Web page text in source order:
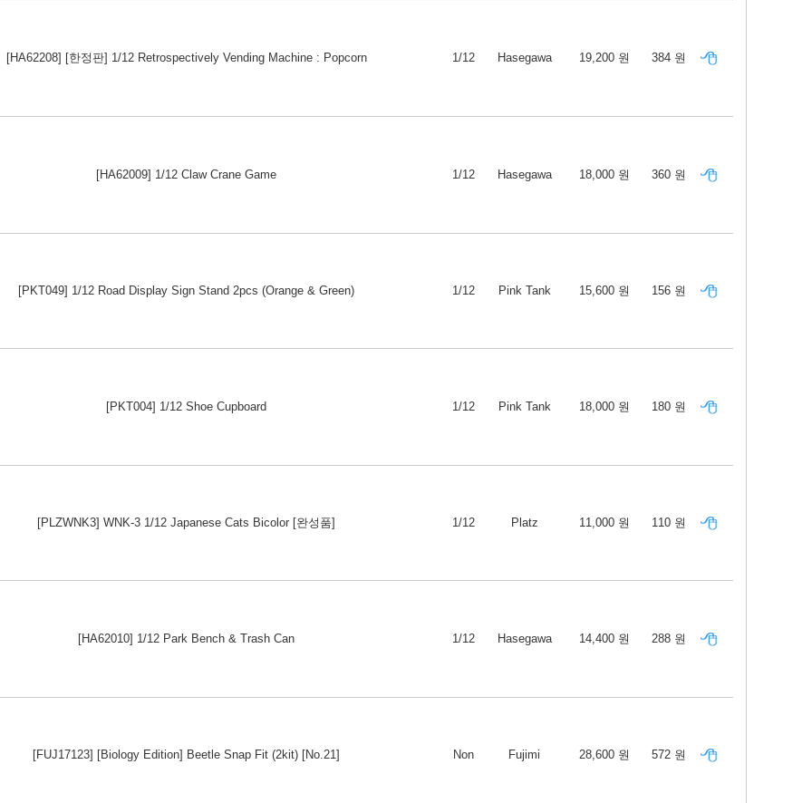
[HA62208] [한정판] 1/12 Retrospectively Vending Machine : Popcorn 1/12 Hasegawa 19,200 원 384 원
[HA62009] 1/12 Claw Crane Game 1/12 Hasegawa 18,000 원 360 원
[PKT049] 1/12 Road Display Sign Stand 2pcs (Orange & Green) 1/12 Pink Tank 15,600 원 156 원
[PKT004] 1/12 Shoe Cupboard 1/12 Pink Tank 18,000 원 180 원
[PLZWNK3] WNK-3 1/12 Japanese Cats Bicolor [완성품] 1/12 Platz 11,000 원 110 원
[HA62010] 1/12 Park Bench & Trash Can 1/12 Hasegawa 14,400 원 288 원
[FUJ17123] [Biology Edition] Beetle Snap Fit (2kit) [No.21] Non Fujimi 28,600 원 572 원